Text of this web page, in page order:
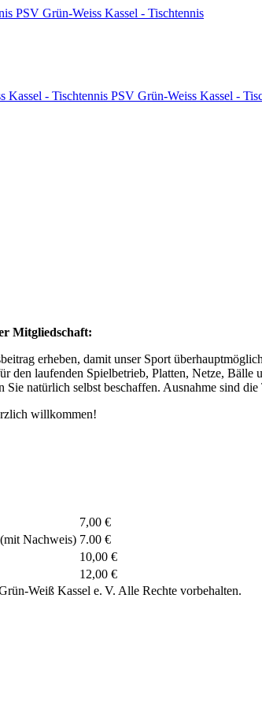
PSV Grün-Weiss Kassel - Tischtennis
PSV Grün-Weiss Kassel -
Mitgliedschaft:
erheben, damit unser Sport
den laufenden Spielbetrieb, Platten, Netze, Bälle
Sie natürlich selbst beschaffen. Ausnahme sind
willkommen!
7,00 €
Nachweis) 7.00 €
10,00 €
12,00 €
Weiß Kassel e. V. Alle Rechte vorbehalten.